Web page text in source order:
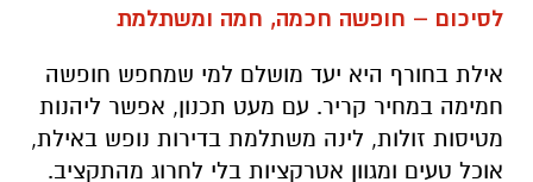
לסיכום – חופשה חכמה, חמה ומשתלמת
אילת בחורף היא יעד מושלם למי שמחפש חופשה
חמימה במחיר קריר. עם מעט תכנון, אפשר ליהנות
מטיסות זולות, לינה משתלמת בדירות נופש באילת,
אוכל טעים ומגוון אטרקציות בלי לחרוג מהתקציב.